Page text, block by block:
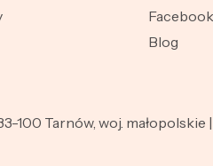
Facebook
Blog
100 Tarnów, woj.